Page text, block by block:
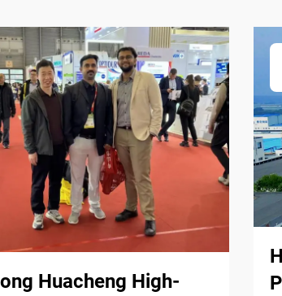
Huacheng High-